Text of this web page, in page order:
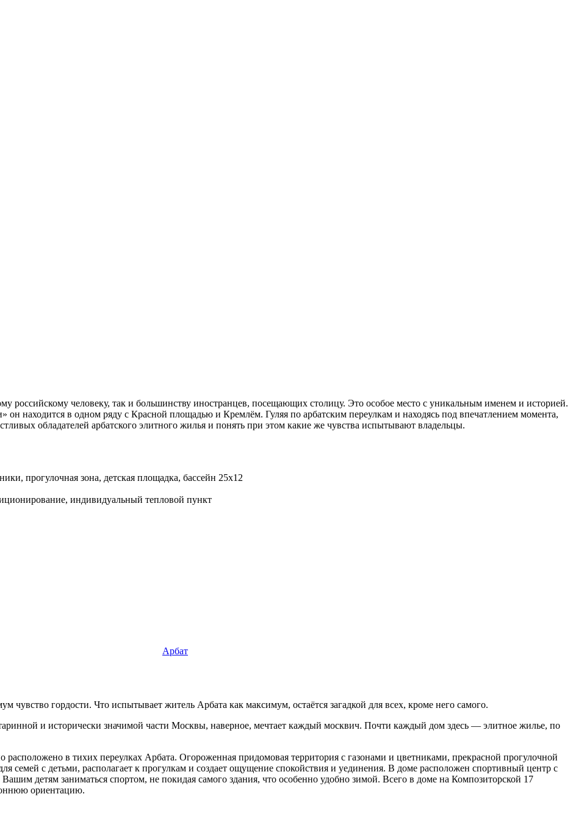
российскому человеку, так и большинству иностранцев, посещающих столицу. Это особое место с уникальным именем и историей.
он находится в одном ряду с Красной площадью и Кремлём. Гуляя по арбатским переулкам и находясь под впечатлением момента,
обладателей арбатского элитного жилья и понять при этом какие же чувства испытывают владельцы.
прогулочная зона, детская площадка, бассейн 25х12
индивидуальный тепловой пункт
Арбат
гордости. Что испытывает житель Арбата как максимум, остаётся загадкой для всех, кроме него самого.
и исторически значимой части Москвы, наверное, мечтает каждый москвич. Почти каждый дом здесь — элитное жилье, по
в тихих переулках Арбата. Огороженная придомовая территория с газонами и цветниками, прекрасной прогулочной
семей с детьми, располагает к прогулкам и создает ощущение спокойствия и уединения. В доме расположен спортивный центр с
детям заниматься спортом, не покидая самого здания, что особенно удобно зимой. Всего в доме на Композиторской 17
ориентацию.